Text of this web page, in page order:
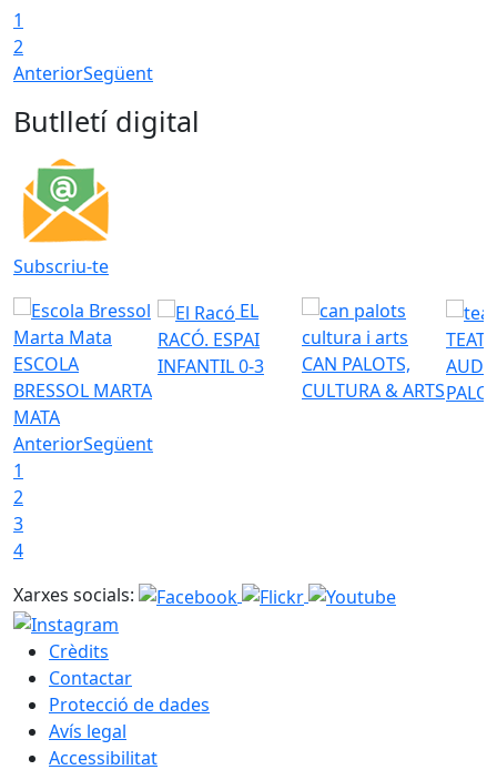
1
2
AnteriorSegüent
Butlletí digital
Subscriu-te
ESCOLA
BRESSOL MARTA
MATA
EL
RACÓ. ESPAI
INFANTIL 0-3
CAN PALOTS,
CULTURA & ARTS
AnteriorSegüent
1
2
3
4
Xarxes socials:
Crèdits
Contactar
Protecció de dades
Avís legal
Accessibilitat